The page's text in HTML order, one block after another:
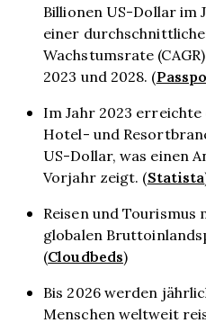
Billionen US-Dollar im
einer
Wachstumsrate
2023 und 2028. (
Im Jahr 2023
Hotel- und
US-Dollar, was einen
Vorjahr zeigt. (Statista
Reisen und Tourismus
globalen
(Cloudbeds)
Bis 2026 werden
Menschen weltweit